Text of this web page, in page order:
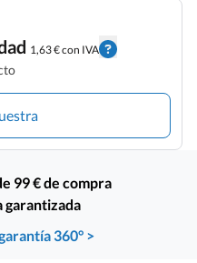
1,63 € con IVA
99 € de compra
garantizada
360° >